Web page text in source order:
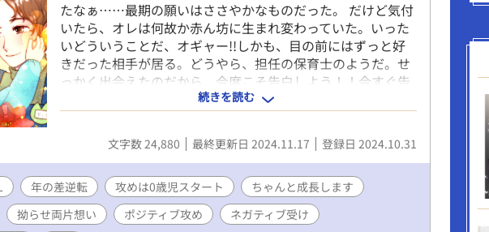
たなぁ……最期の願いはささやかなものだった。 だけど気付
いたら、オレは何故か赤ん坊に生まれ変わっていた。いった
いどういうことだ、オギャー!!しかも、目の前にはずっと好
きだった相手が居る。どうやら、担任の保育士のようだ。せ
っかく出会えたのだから、今度こそ告白しよう！！今すぐ告
白しよう！！そして押し倒そう！！と思っても口から出てく
るのは、喃語と泣き声のみ。そうじゃない、オレは告白がし
たいんだ、バブゥッ！！ 全２１話。 イラストはまめ様に書い
ていただきました!!
続きを読む
文字数 24,880 最終更新日 2024.11.17 登録日 2024.10.31
年の差逆転 攻めは0歳児スタート
ちゃんと成長します
拗らせ両片想い ポジティブ攻め
ネガティブ受け